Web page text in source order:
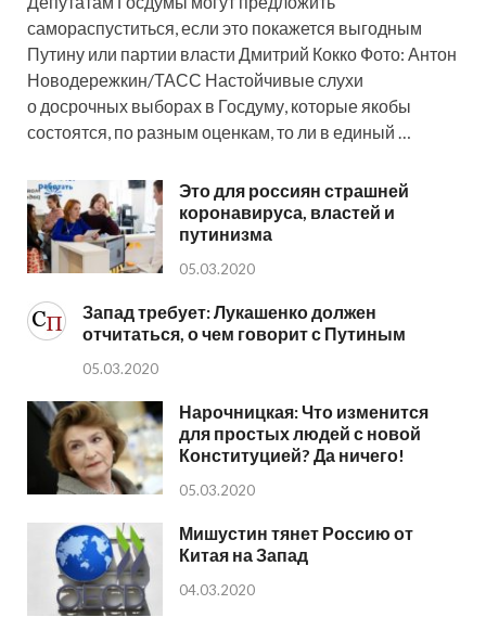
самораспуститься, если это покажется выгодным
Путину или партии власти Дмитрий Кокко Фото: Антон
Новодережкин/ТАСС Настойчивые слухи
о досрочных выборах в Госдуму, которые якобы
состоятся, по разным оценкам, то ли в единый …
Это для россиян страшней
коронавируса, властей и
путинизма
05.03.2020
Запад требует: Лукашенко должен
отчитаться, о чем говорит с Путиным
05.03.2020
Нарочницкая: Что изменится
для простых людей с новой
Конституцией? Да ничего!
05.03.2020
Мишустин тянет Россию от
Китая на Запад
04.03.2020